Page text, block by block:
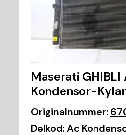
Maserati GHIBLI
Kondensor-
Originalnummer:
Delkod:Ac